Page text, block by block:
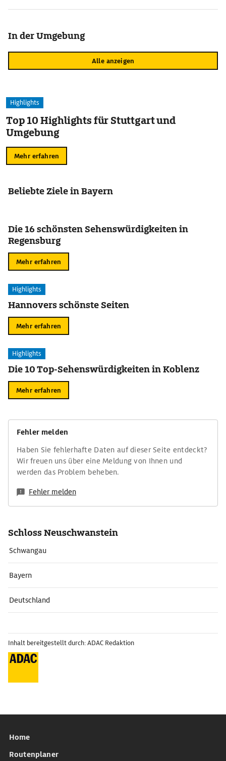
In der Umgebung
Alle anzeigen
Highlights
Top 10 Highlights für Stuttgart und
Umgebung
Mehr erfahren
Beliebte Ziele in Bayern
Die 16 schönsten Sehenswürdigkeiten in
Regensburg
Mehr erfahren
Highlights
Hannovers schönste Seiten
Mehr erfahren
Highlights
Die 10 Top-Sehenswürdigkeiten in Koblenz
Mehr erfahren
Fehler melden
Haben Sie fehlerhafte Daten auf dieser Seite entdeckt?
Wir freuen uns über eine Meldung von Ihnen und
werden das Problem beheben.
Fehler melden
Schloss Neuschwanstein
Schwangau
Bayern
Deutschland
Inhalt bereitgestellt durch: ADAC Redaktion
Home
Routenplaner